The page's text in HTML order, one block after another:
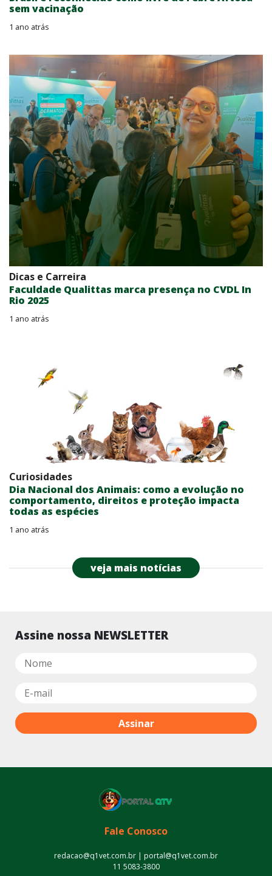
sem vacinação
1 ano atrás
Dicas e Carreira
Faculdade Qualittas marca presença no CVDL In
Rio 2025
1 ano atrás
Curiosidades
Dia Nacional dos Animais: como a evolução no
comportamento, direitos e proteção impacta
todas as espécies
1 ano atrás
veja mais notícias
Assine nossa NEWSLETTER
Fale Conosco
redacao@q1vet.com.br | portal@q1vet.com.br
11 5083-3800